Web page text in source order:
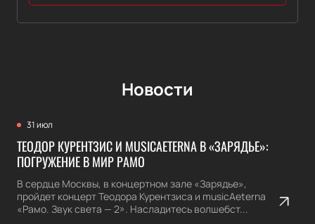
Новости
31 июл
ТЕОДОР КУРЕНТЗИС И MUSICAETERNA В «ЗАРЯДЬЕ»:
ПОГРУЖЕНИЕ В МИР РАМО
В сердце Москвы, в концертном зале «Зарядье»,
пройдет концерт Теодора Курентзиса и musicAeterna
«Рамо. Звук света — 2». Насладитесь волшебст...